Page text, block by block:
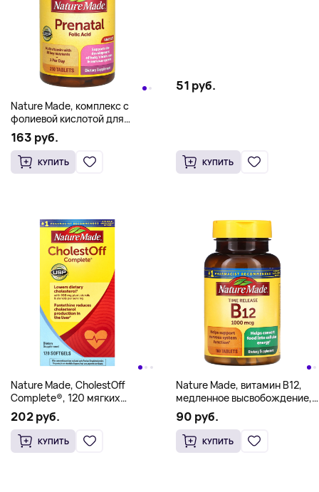
Nature Made, комплекс с
фолиевой кислотой для
беременных, 250 таблеток
163 руб.
КУПИТЬ
51 руб.
КУПИТЬ
Nature Made, CholestOff
Complete®, 120 мягких
таблеток
202 руб.
КУПИТЬ
Nature Made, витамин B12,
медленное высвобождение,
1000 мкг, 160 таблеток
90 руб.
КУПИТЬ